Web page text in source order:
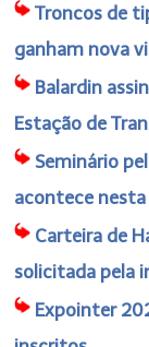
Troncos de
ganham nova
Balardin
Estação de
Seminário
acontece
Carteira de
solicitada pela
Expointer